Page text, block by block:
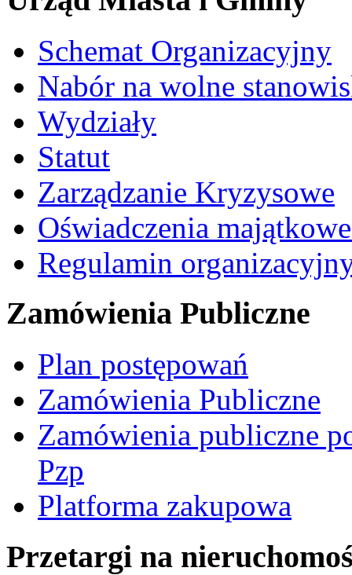
Schemat Organizacyjny
Nabór na wolne
Wydziały
Statut
Zarządzanie Kryzysowe
Oświadczenia
Regulamin
Zamówienia Publiczne
Plan postępowań
Zamówienia Publiczne
Zamówienia publiczne
Pzp
Platforma zakupowa
Przetargi na